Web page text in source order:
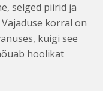
selged piirid ja
korral on
kuigi see
hoolikat